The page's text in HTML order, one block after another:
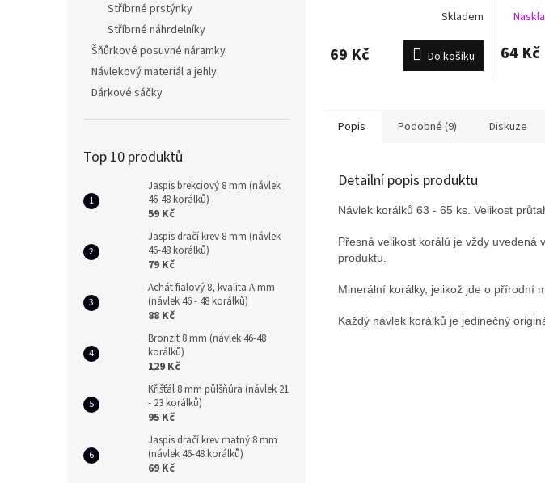
Stříbrné prstýnky
Stříbrné náhrdelníky
Šňůrkové posuvné náramky
Návlekový materiál a jehly
Dárkové sáčky
Top 10 produktů
Jaspis brekciový 8 mm (návlek
46-48 korálků)
59 Kč
Jaspis dračí krev 8 mm (návlek
46-48 korálků)
79 Kč
Achát fialový 8, kvalita A mm
(návlek 46 - 48 korálků)
88 Kč
Bronzit 8 mm (návlek 46-48
korálků)
129 Kč
Křišťál 8 mm půlšňůra (návlek 21
- 23 korálků)
95 Kč
Jaspis dračí krev matný 8 mm
(návlek 46-48 korálků)
69 Kč
Skladem
69 Kč Do košíku 64 Kč
Popis Podobné (9) Diskuze
Detailní popis produktu
Návlek korálků 63 - 65 ks. Velikost
Přesná velikost korálů je vždy uvedená
produktu.
Minerální korálky, jelikož jde o přírodní
Každý návlek korálků je jedinečný